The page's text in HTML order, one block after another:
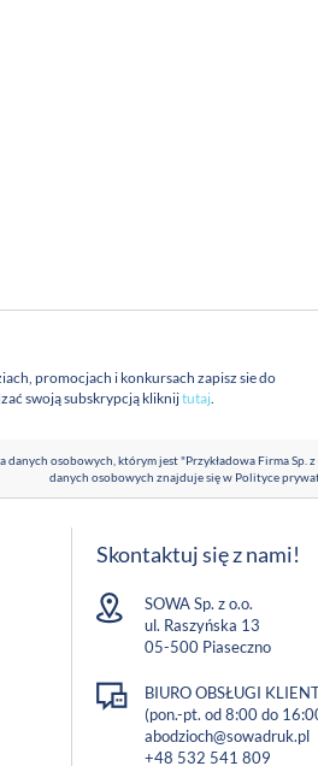
promocjach i konkursach zapisz sie do
swoją subskrypcją kliknijtutaj.
danych osobowych, którym jest "Przykładowa Firma
danych osobowych znajduje się w Polityce
Skontaktuj się z nami!
SOWA Sp. z o.o.
ul. Raszyńska 13
05-500 Piaseczno
BIURO OBSŁUGI
(pon.-pt. od 8:00 do
abodzioch@sowadruk.pl
+48 532 541 809